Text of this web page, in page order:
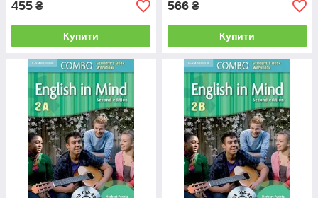
455 ₴
Купити
566 ₴
Купити